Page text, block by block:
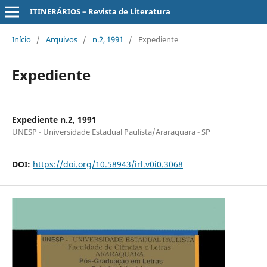
ITINERÁRIOS – Revista de Literatura
Início / Arquivos / n.2, 1991 / Expediente
Expediente
Expediente n.2, 1991
UNESP - Universidade Estadual Paulista/Araraquara - SP
DOI: https://doi.org/10.58943/irl.v0i0.3068